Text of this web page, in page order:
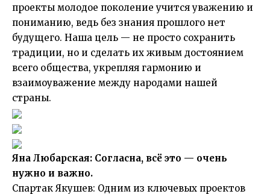
проекты молодое поколение учится уважению и
пониманию, ведь без знания прошлого нет
будущего. Наша цель — не просто сохранить
традиции, но и сделать их живым достоянием
всего общества, укрепляя гармонию и
взаимоуважение между народами нашей
страны.
Яна Любарская: Соглaснa, всё это — очень
нужно и вaжно.
Спартак Якушев: Одним из ключевых проектов